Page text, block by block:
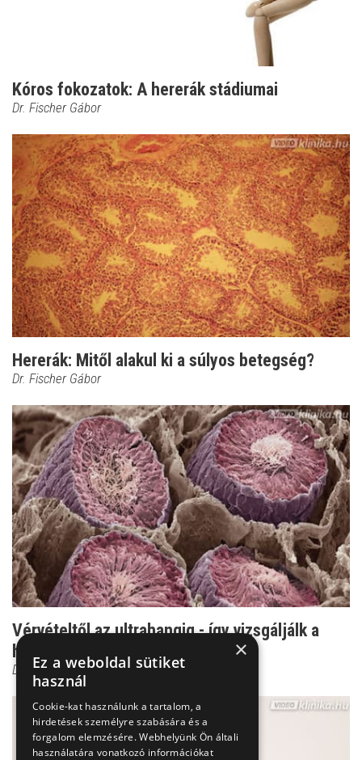
Kóros fokozatok: A hererák stádiumai
Dr. Fischer Gábor
Hererák: Mitől alakul ki a súlyos betegség?
Dr. Fischer Gábor
Vérvételtől az ultrahangig - így vizsgáljálk a
hererákot
Dr. Fischer Gábor
×
Ez a weboldal sütiket
használ
Cookie-kat használunk a tartalom, a
hirdetések személyre szabására és a
forgalom elemzésére. Webhelyünk Ön általi
használatára vonatkozó információkat